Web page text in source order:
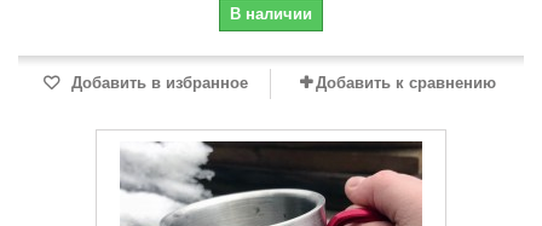
В наличии
Добавить в избранное Добавить к сравнению